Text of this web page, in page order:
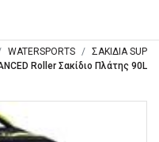
WATERSPORTS
ΣΑΚΙΔΙΑ SUP
Roller Σακίδιο Πλάτης 90L